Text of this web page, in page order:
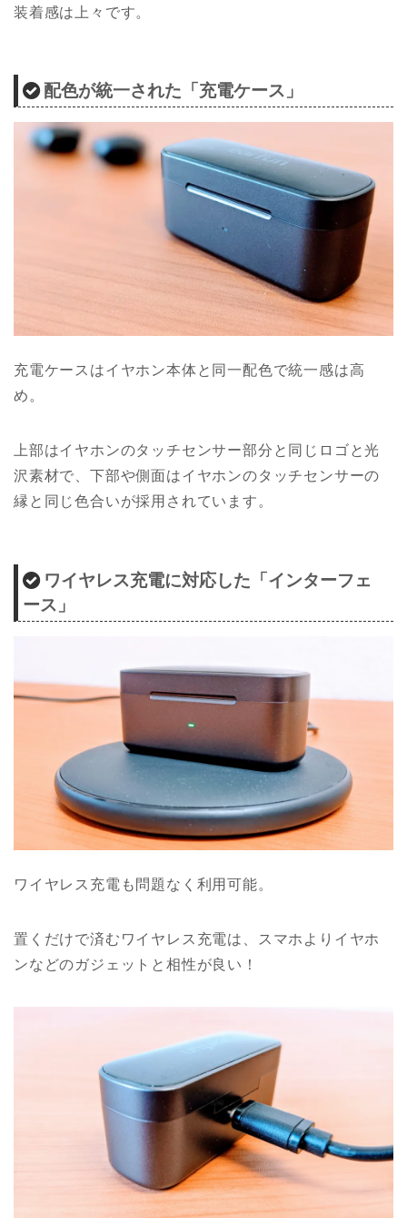
装着感は上々です。
配色が統一された「充電ケース」
充電ケースはイヤホン本体と同一配色で統一感は高
め。
上部はイヤホンのタッチセンサー部分と同じロゴと光
沢素材で、下部や側面はイヤホンのタッチセンサーの
縁と同じ色合いが採用されています。
ワイヤレス充電に対応した「インターフェ
ース」
ワイヤレス充電も問題なく利用可能。
置くだけで済むワイヤレス充電は、スマホよりイヤホ
ンなどのガジェットと相性が良い！